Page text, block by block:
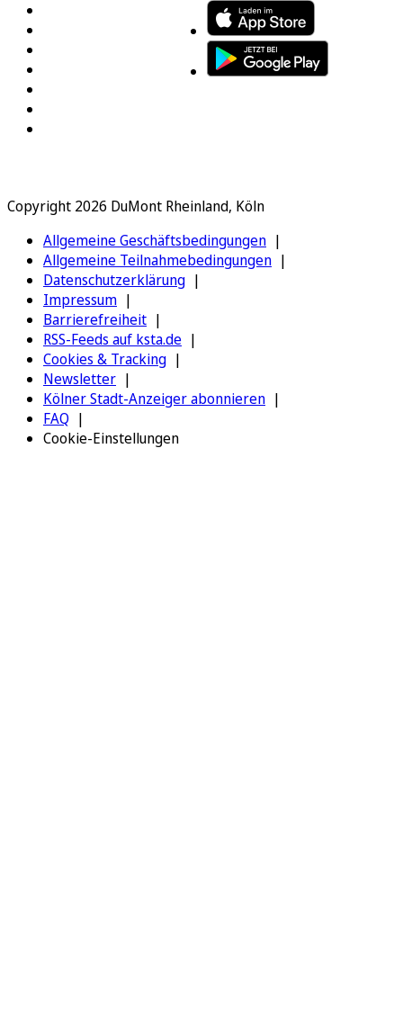
Copyright 2026 DuMont Rheinland, Köln
Allgemeine Geschäftsbedingungen
Allgemeine Teilnahmebedingungen
Datenschutzerklärung
Impressum
Barrierefreiheit
RSS-Feeds auf ksta.de
Cookies & Tracking
Newsletter
Kölner Stadt-Anzeiger abonnieren
FAQ
Cookie-Einstellungen